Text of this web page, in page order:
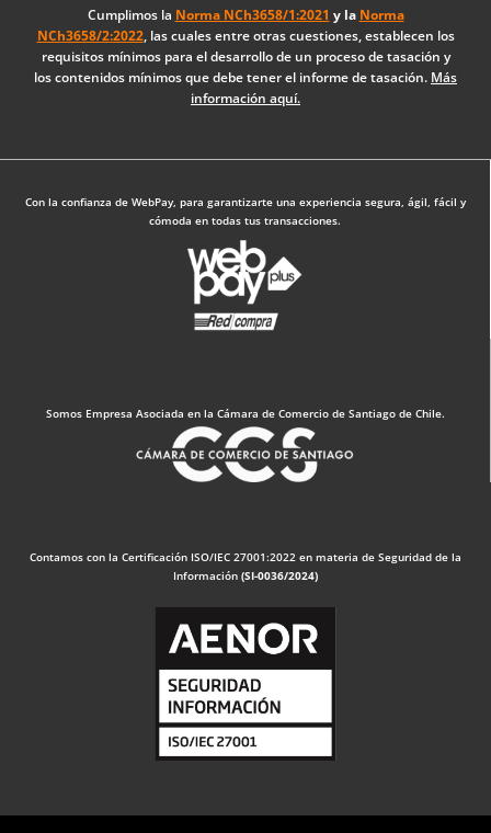
o
o
k
d
i
n
g
r
a
Cumplimos la Norma NCh3658/1:2021 y la Norma
NCh3658/2:2022, las cuales entre otras cuestiones, establecen los
requisitos mínimos para el desarrollo de un proceso de tasación y
los contenidos mínimos que debe tener el informe de tasación. Más
información aquí.
Con la confianza de WebPay, para garantizarte una experiencia segura, ágil, fácil y
cómoda en todas tus transacciones.
Somos Empresa Asociada en la Cámara de Comercio de Santiago de Chile.
Contamos con la Certificación ISO/IEC 27001:2022 en materia de Seguridad de la
Información (SI-0036/2024)